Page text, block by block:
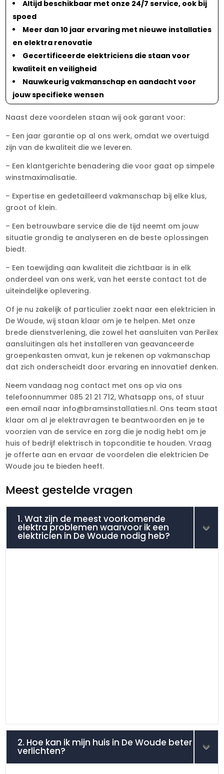
Altijd beschikbaar met onze 24/7 service, ook bij
spoed
Meer dan 10 jaar ervaring met nieuwe installaties
en elektra renovatie
Gecertificeerde elektriciens die staan voor
kwaliteit en veiligheid
Nauwkeurig vakmanschap en aandacht voor
jouw specifieke wensen
Naast deze voordelen staan wij ook garant voor:
– Een jaar garantie op al ons werk, omdat we overtuigd
zijn van de kwaliteit die we leveren.
– Een klantgerichte benadering die voor gaat op simpele
winstmaximalisatie.
– Expertise en gedetailleerd vakmanschap bij elke klus,
groot of klein.
– Een betrouwbare service die de tijd neemt om jouw
situatie grondig te analyseren en de beste oplossingen
biedt.
– Een toewijding aan kwaliteit die zichtbaar is in elk
onderdeel van ons werk, van het eerste contact tot de
uiteindelijke oplevering.
Of je nu zakelijk of particulier zoekt naar een elektricien in
De Woude, wij staan klaar om je te helpen. Met onze
brede dienstverlening, die zowel het aansluiten van Perilex
aansluitingen als het installeren van geavanceerde
groepenkasten omvat, kun je rekenen op vakmanschap
dat zich onderscheidt door ervaring en innovatief denken.
Neem vandaag nog contact met ons op via ons
telefoonnummer 085 21 21 712, Whatsapp ons, of stuur
een email naar info@bramsinstallaties.nl. Ons team staat
klaar om al je elektravragen te beantwoorden en je te
voorzien van de service en zorg die je nodig hebt om je
huis of bedrijf elektrisch in topconditie te houden. Vraag
je offerte aan en ervaar de voordelen die elektricien De
Woude jou te bieden heeft.
Meest gestelde vragen
1. Wat zijn de meest voorkomende
elektra problemen waarvoor ik een
elektricien in De Woude nodig heb?
2. Hoe kan ik mijn huis in De Woude beter
verlichten?